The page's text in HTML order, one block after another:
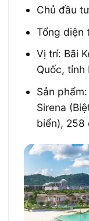
Chủ đầu
Tổng diện
Vị trí: Bãi
Quốc, tỉnh
Sản
Sirena
biển), 258